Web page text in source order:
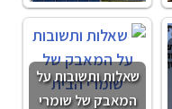
שאלות ותשובות על
המאבק של שומרי